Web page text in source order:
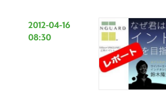
2012-04-16
08:30